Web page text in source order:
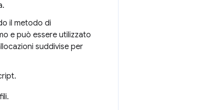
il metodo di
e può essere utilizzato
suddivise per